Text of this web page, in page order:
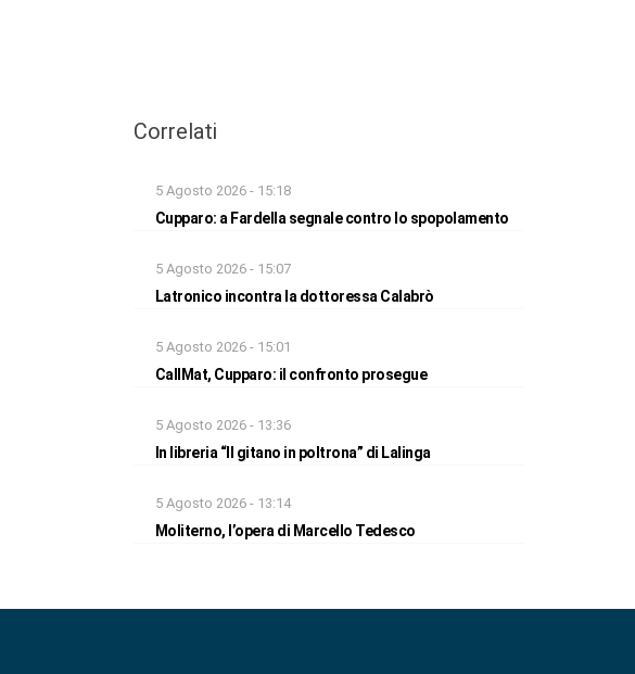
Correlati
5 Agosto 2026 - 15:18
Cupparo: a Fardella segnale contro lo spopolamento
5 Agosto 2026 - 15:07
Latronico incontra la dottoressa Calabrò
5 Agosto 2026 - 15:01
CallMat, Cupparo: il confronto prosegue
5 Agosto 2026 - 13:36
In libreria “Il gitano in poltrona” di Lalinga
5 Agosto 2026 - 13:14
Moliterno, l’opera di Marcello Tedesco